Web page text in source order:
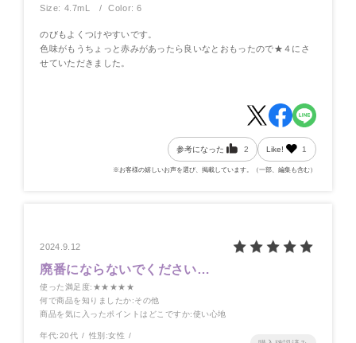
Size: 4.7mL Color: 6
のびもよくつけやすいです。
色味がもうちょっと赤みがあったら良いなとおもったので★４にさ
せていただきました。
参考になった 2 Like! 1
※お客様の嬉しいお声を選び、掲載しています。（一部、編集も含む）
2024.9.12
廃番にならないでください…
使った満足度:★★★★★
何で商品を知りましたか:その他
商品を気に入ったポイントはどこですか:使い心地
年代:20代 性別:女性